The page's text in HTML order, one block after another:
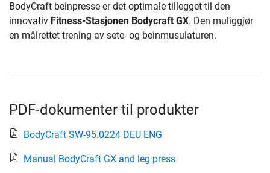
BodyCraft beinpresse er det optimale tillegget til den
innovativ Fitness-Stasjonen Bodycraft GX. Den muliggjør
en målrettet trening av sete- og beinmusulaturen.
PDF-dokumenter til produkter
BodyCraft SW-95.0224 DEU ENG
Manual BodyCraft GX and leg press